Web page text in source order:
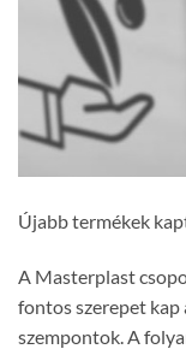
Újabb termékek
A Masterplast
fontos szerepet kap
szempontok. A